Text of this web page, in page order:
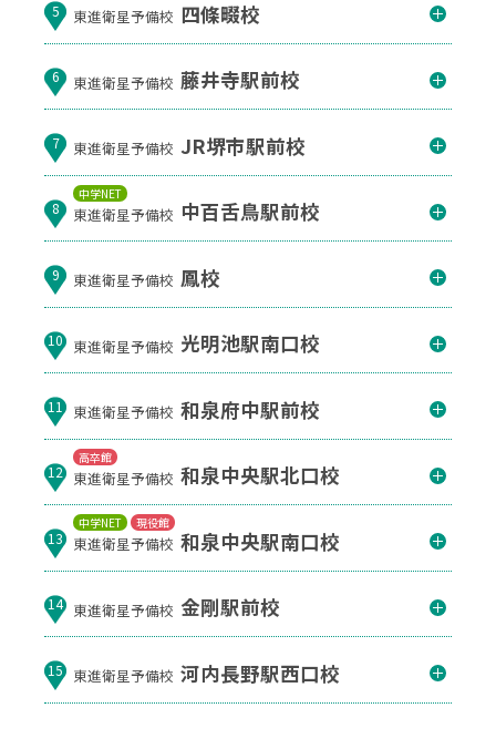
5 東進衛星予備校 四條畷校
6 東進衛星予備校 藤井寺駅前校
7 東進衛星予備校 JR堺市駅前校
中学NET
8 東進衛星予備校 中百舌鳥駅前校
9 東進衛星予備校 鳳校
10 東進衛星予備校 光明池駅南口校
11 東進衛星予備校 和泉府中駅前校
高卒館
12 東進衛星予備校 和泉中央駅北口校
中学NET 現役館
13 東進衛星予備校 和泉中央駅南口校
14 東進衛星予備校 金剛駅前校
15 東進衛星予備校 河内長野駅西口校